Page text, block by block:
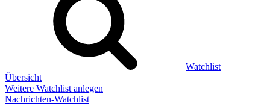
Watchlist
Übersicht
Weitere Watchlist anlegen
Nachrichten-Watchlist